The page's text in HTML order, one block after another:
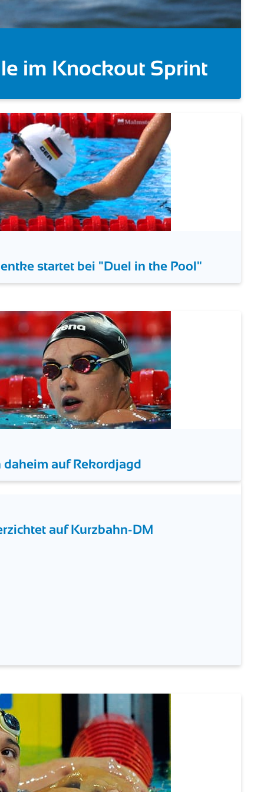
Sprint
startet bei "Duel in the Pool"
auf Rekordjagd
auf Kurzbahn-DM